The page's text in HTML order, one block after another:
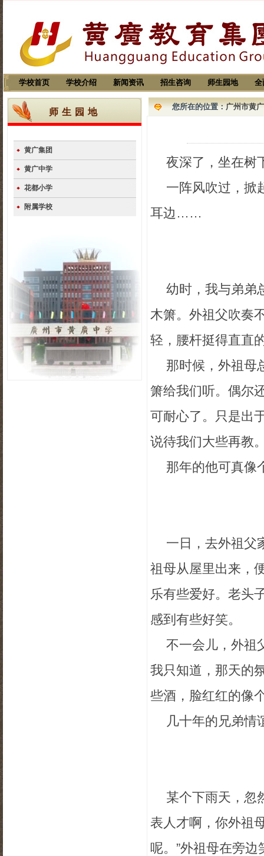
学校首页 学校介绍 新闻资讯 招生咨询 师生园地 全
师生园地
黄广集团
黄广中学
花都小学
附属学校
您所在的位置：广州市黄
夜深了，坐在
一阵风吹过，掀
耳边……
幼时，我与弟弟
木箫。外祖父吹奏
轻，腰杆挺得直直
那时候，外祖母
箫给我们听。偶尔
可耐心了。只是出
说待我们大些再教
那年的他可真像
一日，去外祖父
祖母从屋里出来，
乐有些爱好。老头
感到有些好笑。
不一会儿，外祖
我只知道，那天的
些酒，脸红红的像
几十年的兄弟情
某个下雨天，忽
表人才啊，你外祖
呢。”外祖母在旁